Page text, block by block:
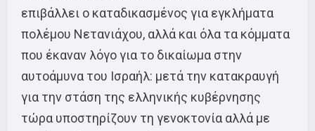
επιβάλλει ο καταδικασμένος για εγκλήματα
πολέμου Νετανιάχου, αλλά και όλα τα κόμματα
που έκαναν λόγο για το δικαίωμα στην
αυτοάμυνα του Ισραήλ: μετά την κατακραυγή
για την στάση της ελληνικής κυβέρνησης
τώρα υποστηρίζουν τη γενοκτονία αλλά με